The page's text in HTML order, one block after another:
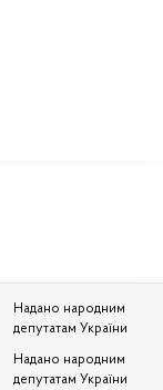
Надано народним
депутатам України
Надано народним
депутатам України